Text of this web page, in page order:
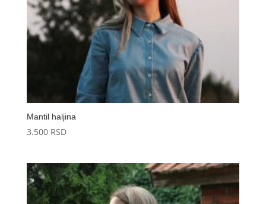
Mantil haljina
3.500 RSD